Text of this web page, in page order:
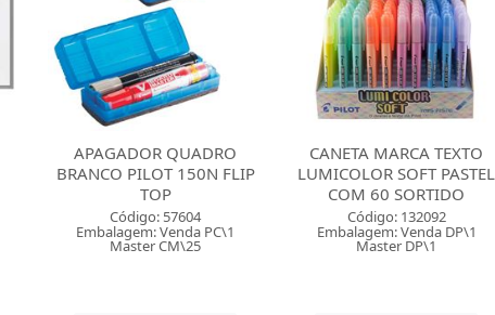
APAGADOR QUADRO
BRANCO PILOT 150N FLIP
TOP
Código: 57604
Embalagem: Venda PC\1
Master CM\25
CANETA MARCA TEXTO
LUMICOLOR SOFT PASTEL
COM 60 SORTIDO
Código: 132092
Embalagem: Venda DP\1
Master DP\1